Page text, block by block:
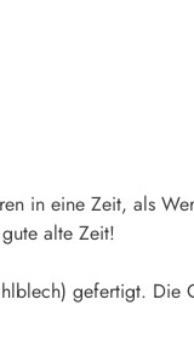
in eine Zeit, als
alte Zeit!
gefertigt.